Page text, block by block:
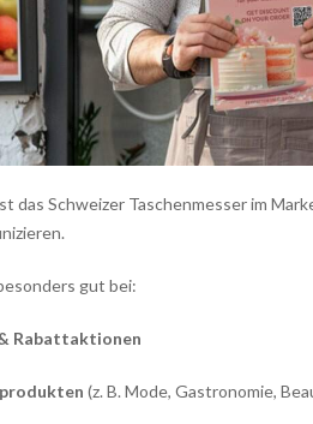
das Schweizer Taschenmesser im
gut bei:
Rabattaktionen
(z. B. Mode, Gastronomie,